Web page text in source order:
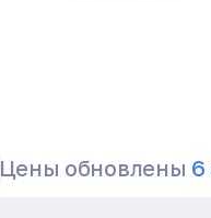
Цены обновлены 6